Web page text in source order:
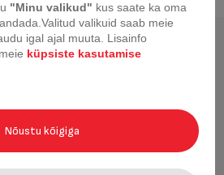
"Minu valikud" kus saate ka oma
Valitud valikuid saab meie
igal ajal muuta. Lisainfo
küpsiste kasutamise
Nõustu kõigiga